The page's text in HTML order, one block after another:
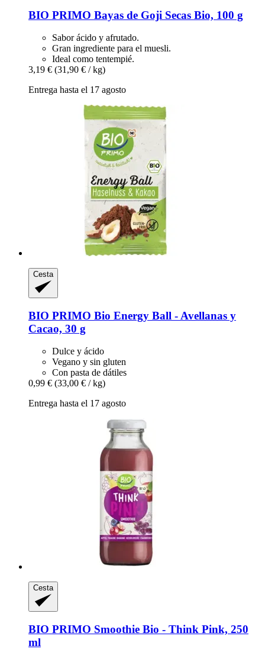
BIO PRIMO Bayas de Goji Secas Bio, 100 g
Sabor ácido y afrutado.
Gran ingrediente para el muesli.
Ideal como tentempié.
3,19 € (31,90 € / kg)
Entrega hasta el 17 agosto
Cesta
BIO PRIMO Bio Energy Ball -​ Avellanas y
Cacao, 30 g
Dulce y ácido
Vegano y sin gluten
Con pasta de dátiles
0,99 € (33,00 € / kg)
Entrega hasta el 17 agosto
Cesta
BIO PRIMO Smoothie Bio -​ Think Pink, 250
ml